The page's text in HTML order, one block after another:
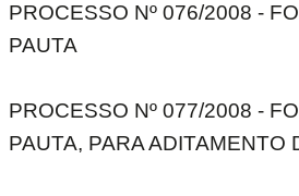
PROCESSO Nº 076/2008 -
PAUTA
PROCESSO Nº 077/2008 -
PAUTA, PARA ADITAMENTO